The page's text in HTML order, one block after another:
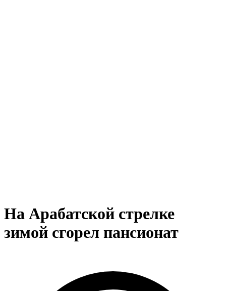
На Арабатской стрелке
зимой сгорел пансионат